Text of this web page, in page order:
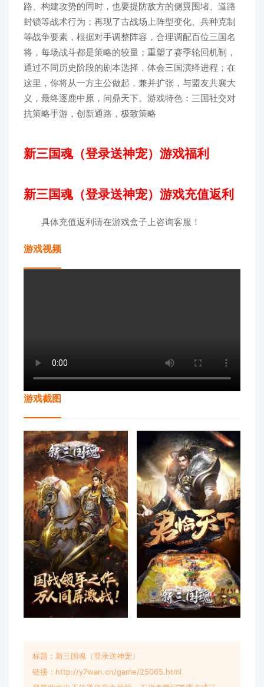
路、构建攻势的同时，也要提防敌方的侧翼围堵、道路
封锁等战术行为；再现了古战场上阵型变化、兵种克制
等战争要素，根据对手调整阵容，合理调配百位三国名
将，每场战斗都是策略的较量；重塑了赛季轮回机制，
通过不同历史阶段的剧本选择，体会三国演绎进程；在
这里，你将从一方主公做起，兼并扩张，与盟友共襄大
义，最终逐鹿中原，问鼎天下。游戏特色：三国社交对
抗策略手游，创新通路，极致策略
新三国魂（登录送神宠）游戏福利
新三国魂（登录送神宠）游戏充值返利
具体充值返利请在游戏盒子上咨询客服！
游戏视频
游戏截图
标题：新三国魂（登录送神宠）
链接：http://y7wan.cn/game/25065.html